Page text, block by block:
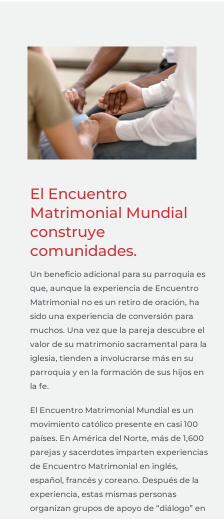
El Encuentro
Matrimonial Mundial
construye
comunidades.
Un beneficio adicional para su parroquia es
que, aunque la experiencia de Encuentro
Matrimonial no es un retiro de oración, ha
sido una experiencia de conversión para
muchos. Una vez que la pareja descubre el
valor de su matrimonio sacramental para la
iglesia, tienden a involucrarse más en su
parroquia y en la formación de sus hijos en
la fe.
El Encuentro Matrimonial Mundial es un
movimiento católico presente en casi 100
países. En América del Norte, más de 1,600
parejas y sacerdotes imparten experiencias
de Encuentro Matrimonial en inglés,
español, francés y coreano. Después de la
experiencia, estas mismas personas
organizan grupos de apoyo de “diálogo” en